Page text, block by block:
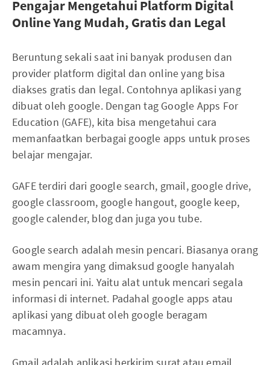
Pengajar Mengetahui Platform Digital
Online Yang Mudah, Gratis dan Legal
Beruntung sekali saat ini banyak produsen dan
provider platform digital dan online yang bisa
diakses gratis dan legal. Contohnya aplikasi yang
dibuat oleh google. Dengan tag Google Apps For
Education (GAFE), kita bisa mengetahui cara
memanfaatkan berbagai google apps untuk proses
belajar mengajar.
GAFE terdiri dari google search, gmail, google drive,
google classroom, google hangout, google keep,
google calender, blog dan juga you tube.
Google search adalah mesin pencari. Biasanya orang
awam mengira yang dimaksud google hanyalah
mesin pencari ini. Yaitu alat untuk mencari segala
informasi di internet. Padahal google apps atau
aplikasi yang dibuat oleh google beragam
macamnya.